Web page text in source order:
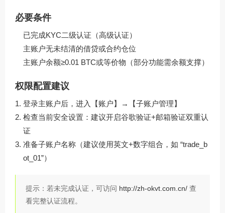
必要条件
已完成KYC二级认证（高级认证）
主账户无未结清的借贷或合约仓位
主账户余额≥0.01 BTC或等价物（部分功能需余额支撑）
权限配置建议
登录主账户后，进入【账户】→【子账户管理】
检查当前安全设置：建议开启谷歌验证+邮箱验证双重认
证
准备子账户名称（建议使用英文+数字组合，如 “trade_b
ot_01”）
提示：若未完成认证，可访问 http://zh-okvt.com.cn/ 查
看完整认证流程。